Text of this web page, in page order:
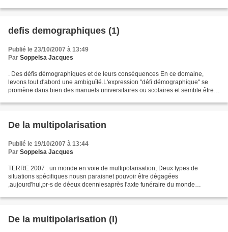
defis demographiques (1)
Publié le 23/10/2007 à 13:49
Par Soppelsa Jacques
. Des défis démographiques et de leurs conséquences En ce domaine,
levons tout d'abord une ambiguïté.L'expression "défi démographique" se
promène dans bien des manuels universitaires ou scolaires et semble être
De la multipolarisation
Publié le 19/10/2007 à 13:44
Par Soppelsa Jacques
TERRE 2007 : un monde en voie de multipolarisation, Deux types de
situations spécifiques nousn paraisnet pouvoir être dégagées
,aujourd'hui,pr-s de déeux dcenniesaprès l'axte funéraire du monde
De la multipolarisation (I)